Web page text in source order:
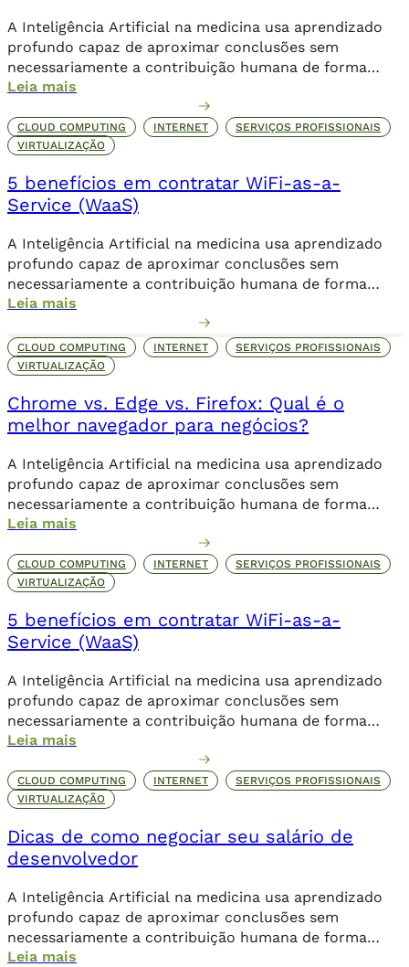
A Inteligência Artificial na medicina usa aprendizado
profundo capaz de aproximar conclusões sem
necessariamente a contribuição humana de forma
direta.
Leia mais
CLOUD COMPUTING INTERNET
SERVIÇOS PROFISSIONAIS
VIRTUALIZAÇÃO
5 benefícios em contratar WiFi-as-a-
Service (WaaS)
A Inteligência Artificial na medicina usa aprendizado
profundo capaz de aproximar conclusões sem
necessariamente a contribuição humana de forma
direta.
Leia mais
CLOUD COMPUTING INTERNET
SERVIÇOS PROFISSIONAIS
VIRTUALIZAÇÃO
Chrome vs. Edge vs. Firefox: Qual é o
melhor navegador para negócios?
A Inteligência Artificial na medicina usa aprendizado
profundo capaz de aproximar conclusões sem
necessariamente a contribuição humana de forma
direta.
Leia mais
CLOUD COMPUTING INTERNET
SERVIÇOS PROFISSIONAIS
VIRTUALIZAÇÃO
5 benefícios em contratar WiFi-as-a-
Service (WaaS)
A Inteligência Artificial na medicina usa aprendizado
profundo capaz de aproximar conclusões sem
necessariamente a contribuição humana de forma
direta.
Leia mais
CLOUD COMPUTING INTERNET
SERVIÇOS PROFISSIONAIS
VIRTUALIZAÇÃO
Dicas de como negociar seu salário de
desenvolvedor
A Inteligência Artificial na medicina usa aprendizado
profundo capaz de aproximar conclusões sem
necessariamente a contribuição humana de forma
direta.
Leia mais